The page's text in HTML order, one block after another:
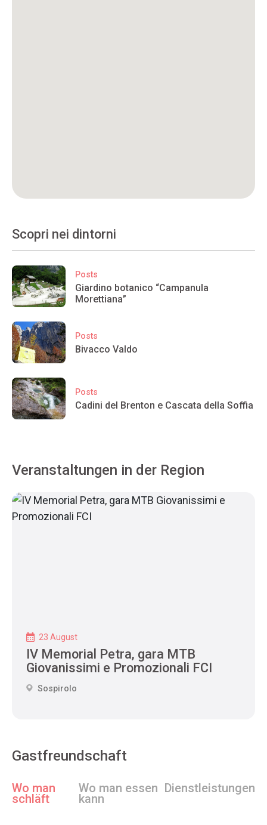
Scopri nei dintorni
Posts
Giardino botanico “Campanula
Morettiana”
Posts
Bivacco Valdo
Posts
Cadini del Brenton e Cascata della Soffia
Veranstaltungen in der Region
23 August
IV Memorial Petra, gara MTB
Giovanissimi e Promozionali FCI
Sospirolo
Gastfreundschaft
Wo man
schläft
Wo man essen
kann
Dienstleistungen